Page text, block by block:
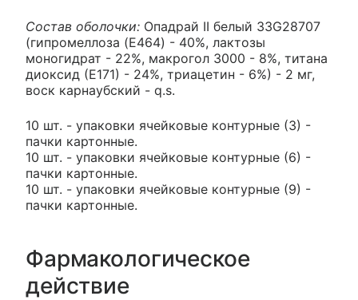
Состав оболочки: Опадрай II белый 33G28707
(гипромеллоза (E464) - 40%, лактозы
моногидрат - 22%, макрогол 3000 - 8%, титана
диоксид (Е171) - 24%, триацетин - 6%) - 2 мг,
воск карнаубский - q.s.
10 шт. - упаковки ячейковые контурные (3) -
пачки картонные.
10 шт. - упаковки ячейковые контурные (6) -
пачки картонные.
10 шт. - упаковки ячейковые контурные (9) -
пачки картонные.
Фармакологическое
действие